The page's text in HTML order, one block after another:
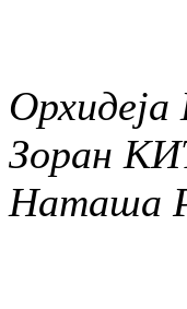
Зоран
Наташа